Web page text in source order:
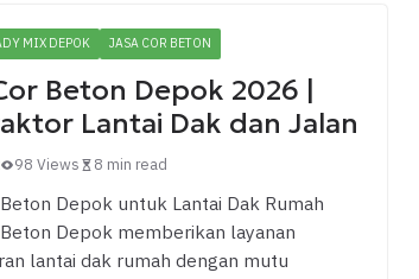
MIX DEPOK JASA COR BETON
Beton Depok 2026 |
Lantai Dak dan Jalan
98 Views 8 min read
Depok untuk Lantai Dak Rumah
Depok memberikan layanan
lantai dak rumah dengan mutu